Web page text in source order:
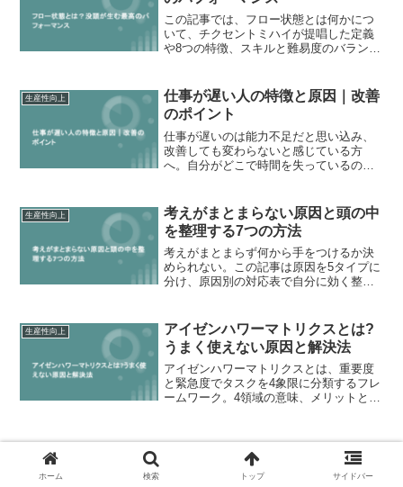
この記事では、フロー状態とは何かにつ
いて、チクセントミハイが提唱した定義
や8つの特徴、スキルと難易度のバランス
します。
生産性向上
仕事が遅い人の特徴と原因｜改善
のポイント
仕事が遅いのは能力不足だと思い込み、
改善しても変わらないと感じている方
へ。自分がどこで時間を失っているのか
生産性向上
考えがまとまらない原因と頭の中
を整理する7つの方法
考えがまとまらず何から手をつけるか決
められない。この記事は原因を5タイプに
分け、原因別の対応表で自分に効く整理
す。
生産性向上
アイゼンハワーマトリクスとは?
うまく使えない原因と解決法
アイゼンハワーマトリクスとは、重要度
と緊急度でタスクを4象限に分類するフレ
ームワーク。4領域の意味、メリットとデ
計を解説します。
ホーム 検索 トップ サイドバー